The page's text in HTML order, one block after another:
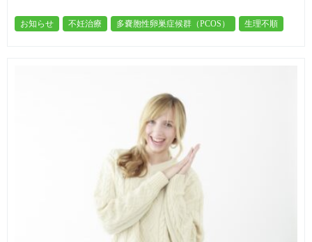
お知らせ 不妊治療 多嚢胞性卵巣症候群（PCOS） 生理不順